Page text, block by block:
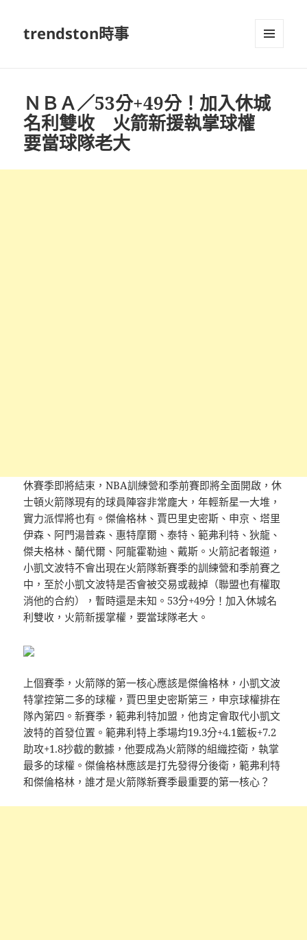
trendston時事
ＮＢＡ／53分+49分！加入休城
名利雙收 火箭新援執掌球權
要當球隊老大
休賽季即將結束，NBA訓練營和季前賽即將全面開啟，休
士頓火箭隊現有的球員陣容非常龐大，年輕新星一大堆，
實力派悍將也有。傑倫格林、賈巴里史密斯、申京、塔里
伊森、阿門湯普森、惠特摩爾、泰特、範弗利特、狄龍、
傑夫格林、蘭代爾、阿龍霍勒迪、戴斯。火箭記者報道，
小凱文波特不會出現在火箭隊新賽季的訓練營和季前賽之
中，至於小凱文波特是否會被交易或裁掉（聯盟也有權取
消他的合約），暫時還是未知。53分+49分！加入休城名
利雙收，火箭新援掌權，要當球隊老大。
上個賽季，火箭隊的第一核心應該是傑倫格林，小凱文波
特掌控第二多的球權，賈巴里史密斯第三，申京球權排在
隊內第四。新賽季，範弗利特加盟，他肯定會取代小凱文
波特的首發位置。範弗利特上季場均19.3分+4.1籃板+7.2
助攻+1.8抄截的數據，他要成為火箭隊的組織控衛，執掌
最多的球權。傑倫格林應該是打先發得分後衛，範弗利特
和傑倫格林，誰才是火箭隊新賽季最重要的第一核心？